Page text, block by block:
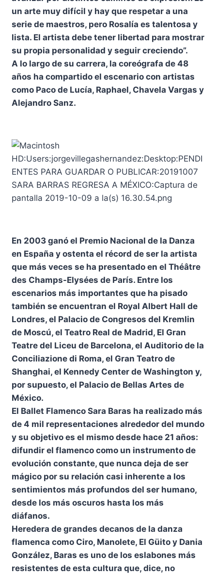
un arte muy difícil y hay que respetar a una
serie de maestros, pero Rosalía es talentosa y
lista. El artista debe tener libertad para mostrar
su propia personalidad y seguir creciendo”.
A lo largo de su carrera, la coreógrafa de 48
años ha compartido el escenario con artistas
como Paco de Lucía, Raphael, Chavela Vargas y
Alejandro Sanz.
En 2003 ganó el Premio Nacional de la Danza
en España y ostenta el récord de ser la artista
que más veces se ha presentado en el Théâtre
des Champs-Elysées de París. Entre los
escenarios más importantes que ha pisado
también se encuentran el Royal Albert Hall de
Londres, el Palacio de Congresos del Kremlin
de Moscú, el Teatro Real de Madrid, El Gran
Teatre del Liceu de Barcelona, el Auditorio de la
Conciliazione di Roma, el Gran Teatro de
Shanghai, el Kennedy Center de Washington y,
por supuesto, el Palacio de Bellas Artes de
México.
El Ballet Flamenco Sara Baras ha realizado más
de 4 mil representaciones alrededor del mundo
y su objetivo es el mismo desde hace 21 años:
difundir el flamenco como un instrumento de
evolución constante, que nunca deja de ser
mágico por su relación casi inherente a los
sentimientos más profundos del ser humano,
desde los más oscuros hasta los más
diáfanos.
Heredera de grandes decanos de la danza
flamenca como Ciro, Manolete, El Güito y Dania
González, Baras es uno de los eslabones más
resistentes de esta cultura que, dice, no